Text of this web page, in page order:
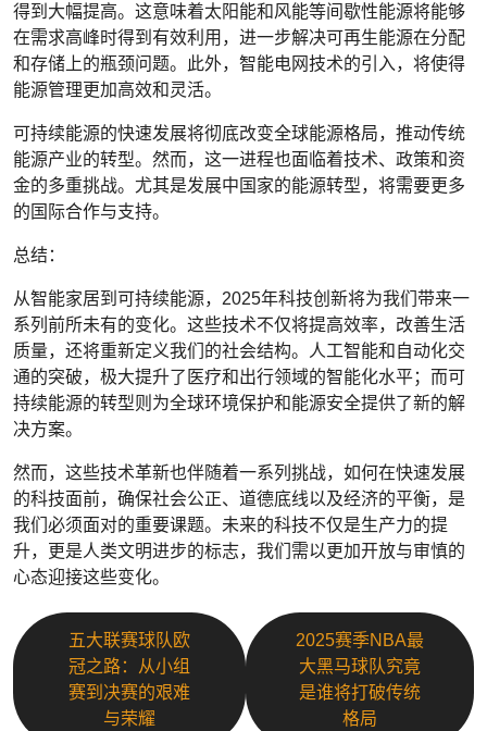
得到大幅提高。这意味着太阳能和风能等间歇性能源将能够
在需求高峰时得到有效利用，进一步解决可再生能源在分配
和存储上的瓶颈问题。此外，智能电网技术的引入，将使得
能源管理更加高效和灵活。
可持续能源的快速发展将彻底改变全球能源格局，推动传统
能源产业的转型。然而，这一进程也面临着技术、政策和资
金的多重挑战。尤其是发展中国家的能源转型，将需要更多
的国际合作与支持。
总结：
从智能家居到可持续能源，2025年科技创新将为我们带来一
系列前所未有的变化。这些技术不仅将提高效率，改善生活
质量，还将重新定义我们的社会结构。人工智能和自动化交
通的突破，极大提升了医疗和出行领域的智能化水平；而可
持续能源的转型则为全球环境保护和能源安全提供了新的解
决方案。
然而，这些技术革新也伴随着一系列挑战，如何在快速发展
的科技面前，确保社会公正、道德底线以及经济的平衡，是
我们必须面对的重要课题。未来的科技不仅是生产力的提
升，更是人类文明进步的标志，我们需以更加开放与审慎的
心态迎接这些变化。
五大联赛球队欧
冠之路：从小组
赛到决赛的艰难
与荣耀
2025赛季NBA最
大黑马球队究竟
是谁将打破传统
格局